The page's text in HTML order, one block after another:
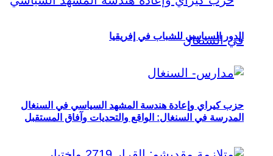
حزب كيراي وإعادة هندسة المشهد السياسي في السنغال
الدور السياسي للشباب في إفريقيا
المدرسة في السنغال: الواقع والتحديات وآفاق المستقبل